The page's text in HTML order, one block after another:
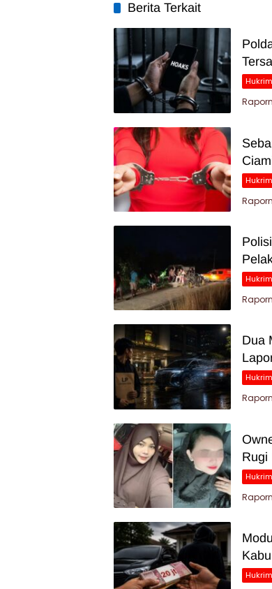
Berita Terkait
Hukrim
Hukrim
Hukrim
Dua
Hukrim
Rugi
Hukrim
Hukrim